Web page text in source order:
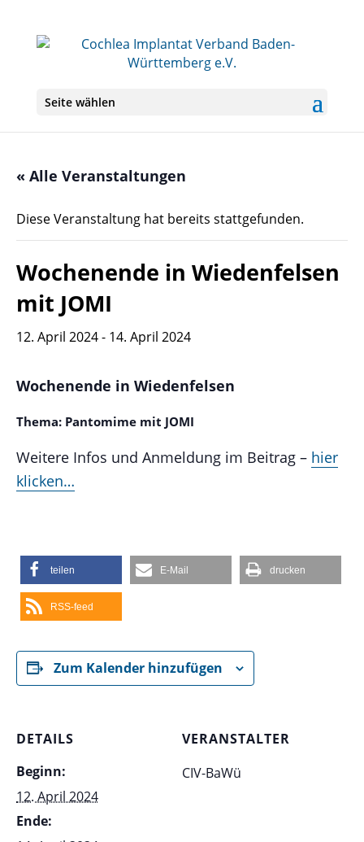
Seite wählen
« Alle Veranstaltungen
Diese Veranstaltung hat bereits stattgefunden.
Wochenende in Wiedenfelsen
mit JOMI
12. April 2024- 14. April 2024
Wochenende in Wiedenfelsen
Thema: Pantomime mit JOMI
Weitere Infos und Anmeldung im Beitrag – hier
klicken…
teilen E-Mail drucken
RSS-feed
Zum Kalender hinzufügen
DETAILS
Beginn:
12. April 2024
Ende:
VERANSTALTER
CIV-BaWü